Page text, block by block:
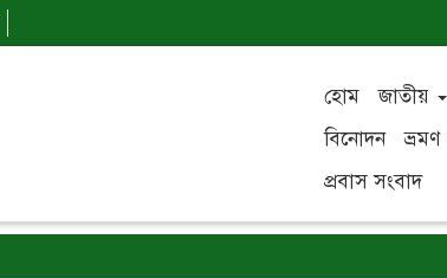
হোম জাতীয়
বিনোদন
ভ্রমণ
প্রবাস সংবাদ